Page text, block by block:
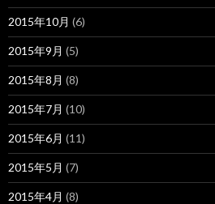
2015年10月 (6)
2015年9月 (5)
2015年8月 (8)
2015年7月 (10)
2015年6月 (11)
2015年5月 (7)
2015年4月 (8)